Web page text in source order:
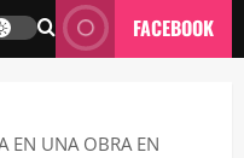
FACEBOOK
EN UNA OBRA EN